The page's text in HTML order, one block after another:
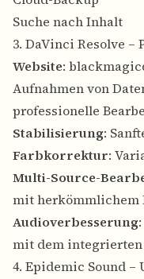
Suche nach Inhalt
3. DaVinci Resolve
Website:
Aufnahmen von
professionelle
Stabilisierung:
Farbkorrektur:
Multi-Source-
mit
Audioverbesserung
mit dem
4. Epidemic Sound